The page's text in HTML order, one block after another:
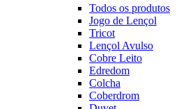
Todos os produtos
Jogo de Lençol
Tricot
Lençol Avulso
Cobre Leito
Edredom
Colcha
Coberdrom